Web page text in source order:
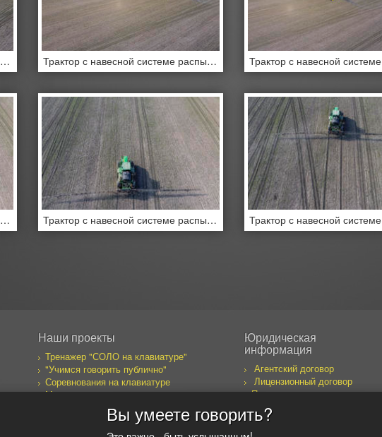
Трактор с навесной системе распыления пестицидов Трактор с навесной системе распыления пестицидов
Трактор с навесной системе распыления пестицидов Трактор с навесной системе распыления пестицидов
Наши проекты
Тренажер "СОЛО на клавиатуре"
"Учимся говорить публично"
Соревнования на клавиатуре
Моя собака желает познакомиться
Дневник предпринимателя
Юридическая
информация
Агентский договор
Лицензионный договор
Правила пользования
сайтом
Вы умеете говорить?